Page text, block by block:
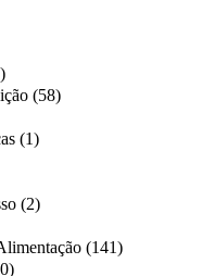
(58)
(1)
(2)
(141)